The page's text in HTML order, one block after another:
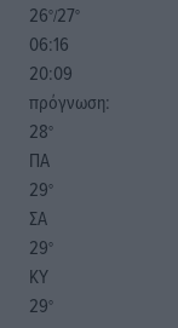
26°/27°
06:16
20:09
πρόγνωση:
28°
ΠΑ
29°
ΣΑ
29°
ΚΥ
29°